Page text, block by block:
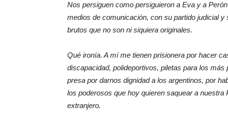
Nos persiguen como persiguieron a Eva y a
medios de comunicación, con su partido judicial
brutos que no son ni siquiera originales.
Qué ironía. A mí me tienen prisionera por hacer
discapacidad, polideportivos, piletas para los
presa por darnos dignidad a los argentinos, por
los poderosos que hoy quieren saquear a
extranjero.